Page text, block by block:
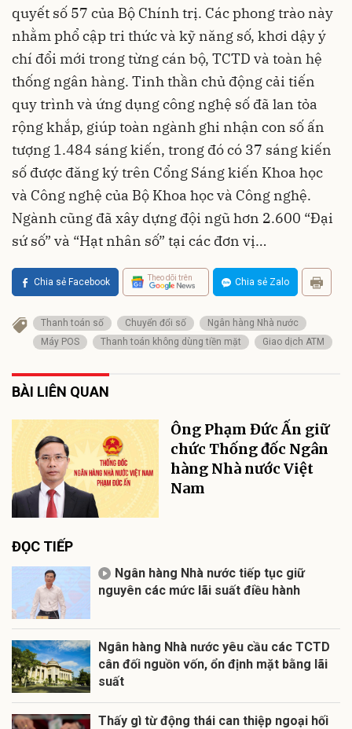
quyết số 57 của Bộ Chính trị. Các phong trào này
nhằm phổ cập tri thức và kỹ năng số, khơi dậy ý
chí đổi mới trong từng cán bộ, TCTD và toàn hệ
thống ngân hàng. Tinh thần chủ động cải tiến
quy trình và ứng dụng công nghệ số đã lan tỏa
rộng khắp, giúp toàn ngành ghi nhận con số ấn
tượng 1.484 sáng kiến, trong đó có 37 sáng kiến
số được đăng ký trên Cổng Sáng kiến Khoa học
và Công nghệ của Bộ Khoa học và Công nghệ.
Ngành cũng đã xây dựng đội ngũ hơn 2.600 “Đại
sứ số” và “Hạt nhân số” tại các đơn vị…
Chia sẻ Facebook Theo dõi trên Chia sẻ Zalo
Thanh toán số Chuyển đổi số
Ngân hàng Nhà nước
Máy POS
Thanh toán không dùng tiền mặt Giao dịch ATM
BÀI LIÊN QUAN
Ông Phạm Đức Ấn giữ
chức Thống đốc Ngân
hàng Nhà nước Việt
Nam
ĐỌC TIẾP
Ngân hàng Nhà nước tiếp tục giữ
nguyên các mức lãi suất điều hành
Ngân hàng Nhà nước yêu cầu các TCTD
cân đối nguồn vốn, ổn định mặt bằng lãi
suất
Thấy gì từ động thái can thiệp ngoại hối